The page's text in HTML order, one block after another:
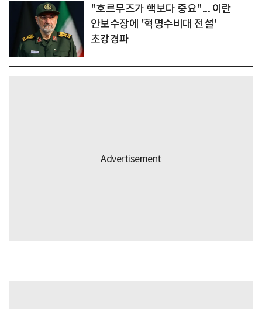
"호르무즈가 핵보다 중요"... 이란
안보수장에 '혁명수비대 전설'
초강경파